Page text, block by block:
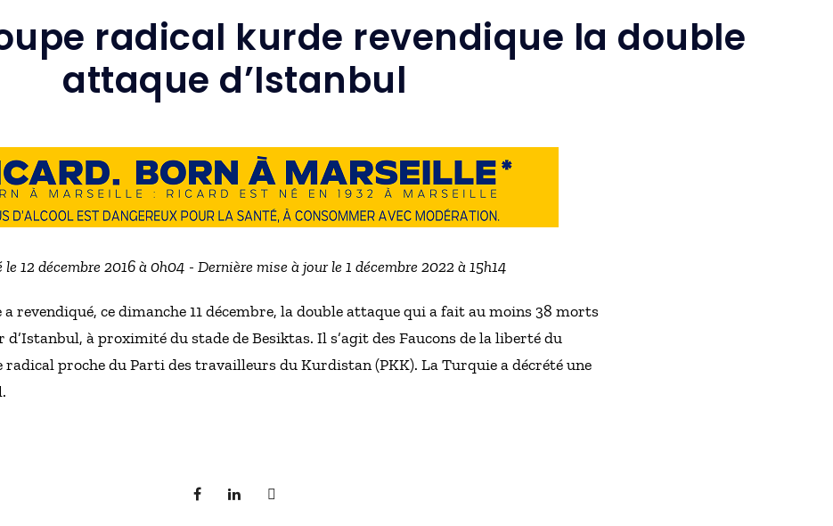
radical kurde revendique la double
attaque d’Istanbul
le 12 décembre 2016 à 0h04 - Dernière mise à jour le 1 décembre 2022 à 15h14
revendiqué, ce dimanche 11 décembre, la double attaque qui a fait au moins 38 morts
à proximité du stade de Besiktas. Il s’agit des Faucons de la liberté du
proche du Parti des travailleurs du Kurdistan (PKK). La Turquie a décrété une